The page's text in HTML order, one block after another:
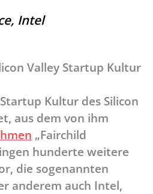
Intel
Valley Startup Kultur
Kultur des Silicon
aus dem von ihm
„Fairchild
hunderte weitere
die sogenannten
anderem auch Intel,